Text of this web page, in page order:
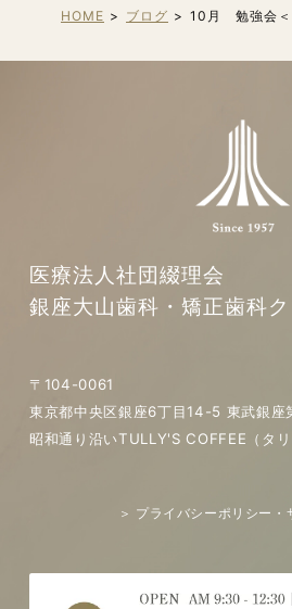
HOME ブログ 10月 勉強会＜
医療法人社団綴理会
銀座大山歯科・矯正歯科ク
〒104-0061
東京都中央区銀座6丁目14-5 東武銀座
昭和通り沿いTULLY'S COFFEE（タ
＞ プライバシーポリシー・